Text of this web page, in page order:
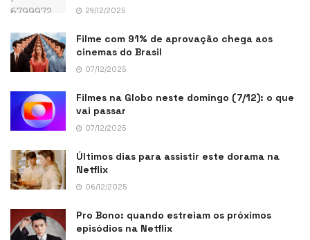
29/12/2025
Filme com 91% de aprovação chega aos
cinemas do Brasil
07/12/2025
Filmes na Globo neste domingo (7/12): o que
vai passar
07/12/2025
Últimos dias para assistir este dorama na
Netflix
06/12/2025
Pro Bono: quando estreiam os próximos
episódios na Netflix